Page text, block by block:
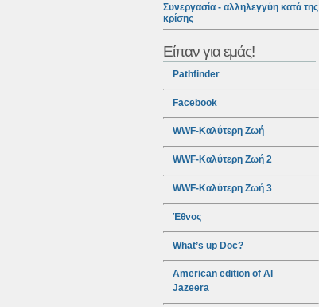
Συνεργασία - αλληλεγγύη κατά της
κρίσης
Είπαν για εμάς!
Pathfinder
Facebook
WWF-Καλύτερη Ζωή
WWF-Καλύτερη Ζωή 2
WWF-Καλύτερη Ζωή 3
Έθνος
What’s up Doc?
American edition of Al
Jazeera